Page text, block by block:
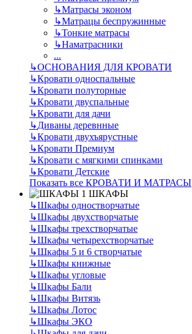
↳Матрасы эконом
↳Матрацы беспружинные
↳Тонкие матрасы
↳Наматрасники
...
↳ОСНОВАНИЯ ДЛЯ КРОВАТИ
↳Кровати односпальные
↳Кровати полуторные
↳Кровати двуспальные
↳Кровати для дачи
↳Диваны деревнные
↳Кровати двухъярустные
↳Кровати Премиум
↳Кровати с мягкими спинками
↳Кровати Детские
Показать все КРОВАТИ И МАТРАСЫ
ШКАФЫ
↳Шкафы одностворчатые
↳Шкафы двухстворчатые
↳Шкафы трехстворчатые
↳Шкафы четырехстворчатые
↳Шкафы 5 и 6 створчатые
↳Шкафы книжные
↳Шкафы угловые
↳Шкафы Бали
↳Шкафы Витязь
↳Шкафы Лотос
↳Шкафы ЭКО